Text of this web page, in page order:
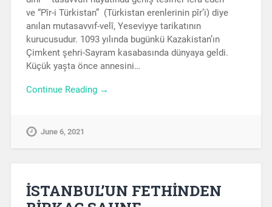
ve “Pîr-i Türkistan” (Türkistan erenlerinin pîr’i) diye
anılan mutasavvıf-velî, Yeseviyye tarikatının
kurucusudur. 1093 yılında bugünkü Kazakistan’ın
Çimkent şehri-Sayram kasabasında dünyaya geldi.
Küçük yaşta önce annesini…
Continue Reading →
June 6, 2021
İSTANBUL’UN FETHİNDEN